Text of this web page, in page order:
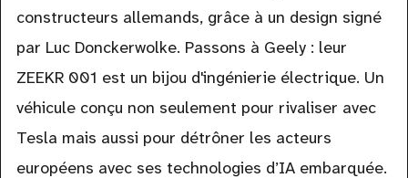
constructeurs allemands, grâce à un design signé
par Luc Donckerwolke. Passons à Geely : leur
ZEEKR 001 est un bijou d'ingénierie électrique. Un
véhicule conçu non seulement pour rivaliser avec
Tesla mais aussi pour détrôner les acteurs
européens avec ses technologies d’IA embarquée.